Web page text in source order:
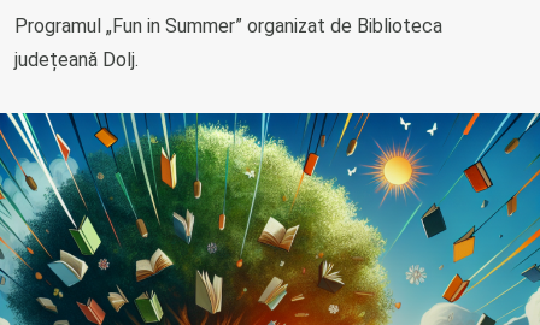
Programul „Fun in Summer” organizat de Biblioteca
județeană Dolj.